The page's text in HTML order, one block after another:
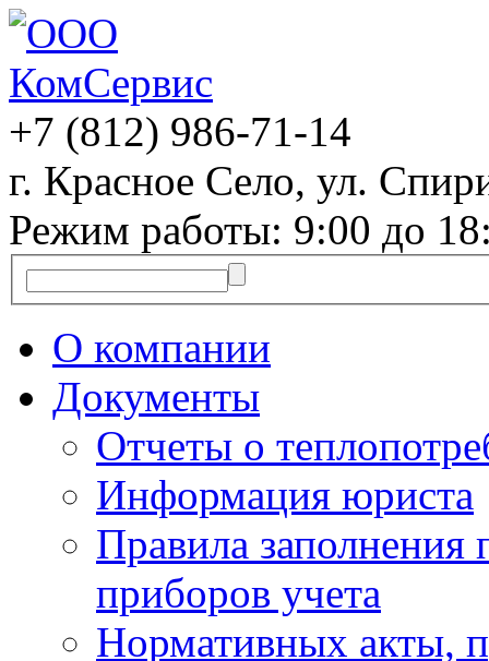
+7 (812) 986-71-14
г. Красное Село, ул.
Режим работы: 9:00 до
О компании
Документы
Отчеты о
Информация юриста
Правила заполнения
приборов учета
Нормативных акты,